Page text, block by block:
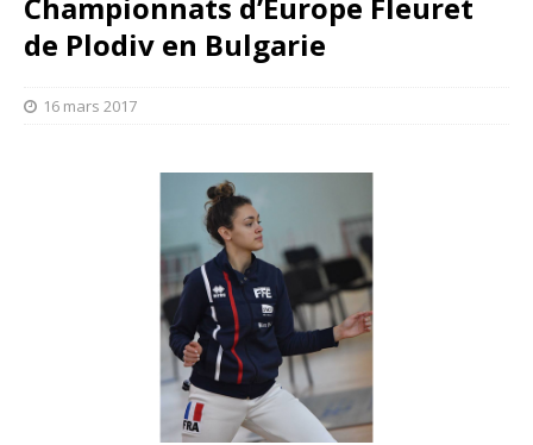
de Plodiv en Bulgarie
16 mars 2017